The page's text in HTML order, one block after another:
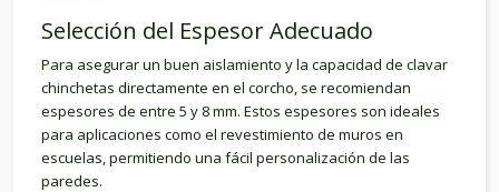
Selección del Espesor Adecuado
Para asegurar un buen aislamiento y la capacidad de clavar
chinchetas directamente en el corcho, se recomiendan
espesores de entre 5 y 8 mm. Estos espesores son ideales
para aplicaciones como el revestimiento de muros en
escuelas, permitiendo una fácil personalización de las
paredes.